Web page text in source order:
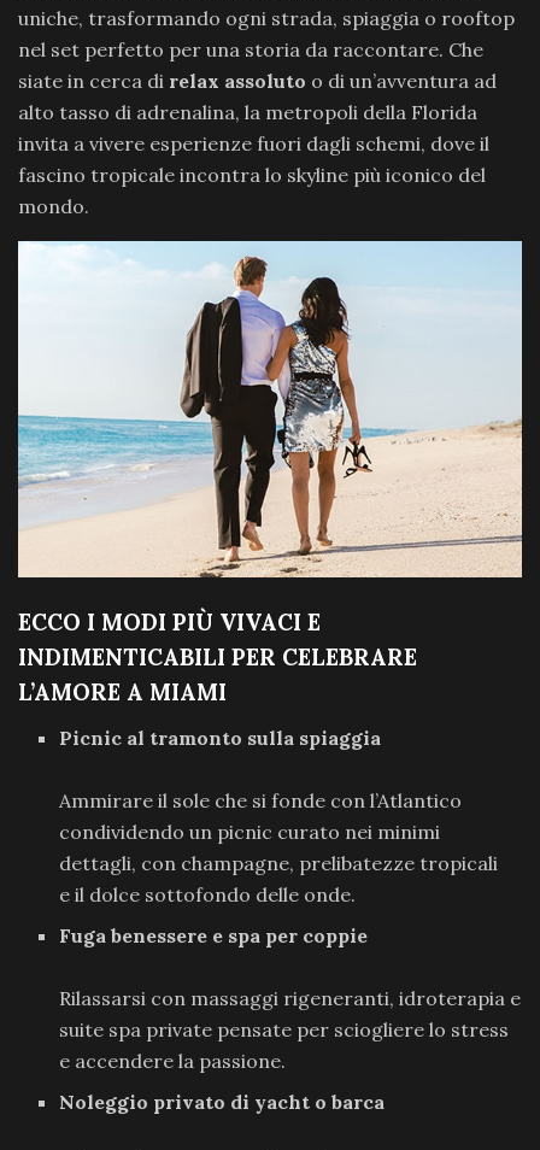
uniche, trasformando ogni strada, spiaggia o rooftop
nel set perfetto per una storia da raccontare. Che
siate in cerca di relax assoluto o di un’avventura ad
alto tasso di adrenalina, la metropoli della Florida
invita a vivere esperienze fuori dagli schemi, dove il
fascino tropicale incontra lo skyline più iconico del
mondo.
ECCO I MODI PIÙ VIVACI E
INDIMENTICABILI PER CELEBRARE
L’AMORE A MIAMI
Picnic al tramonto sulla spiaggia
Ammirare il sole che si fonde con l’Atlantico
condividendo un picnic curato nei minimi
dettagli, con champagne, prelibatezze tropicali
e il dolce sottofondo delle onde.
Fuga benessere e spa per coppie
Rilassarsi con massaggi rigeneranti, idroterapia e
suite spa private pensate per sciogliere lo stress
e accendere la passione.
Noleggio privato di yacht o barca